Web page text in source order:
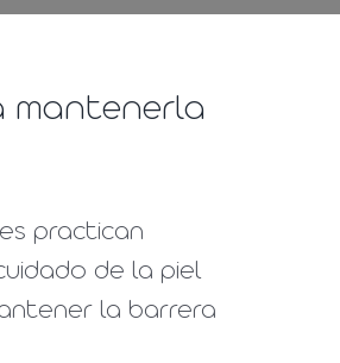
mantenerla
practican
de la piel
la barrera